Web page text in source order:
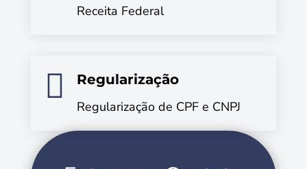
Receita Federal

Regularização
Regularização de CPF e CNPJ